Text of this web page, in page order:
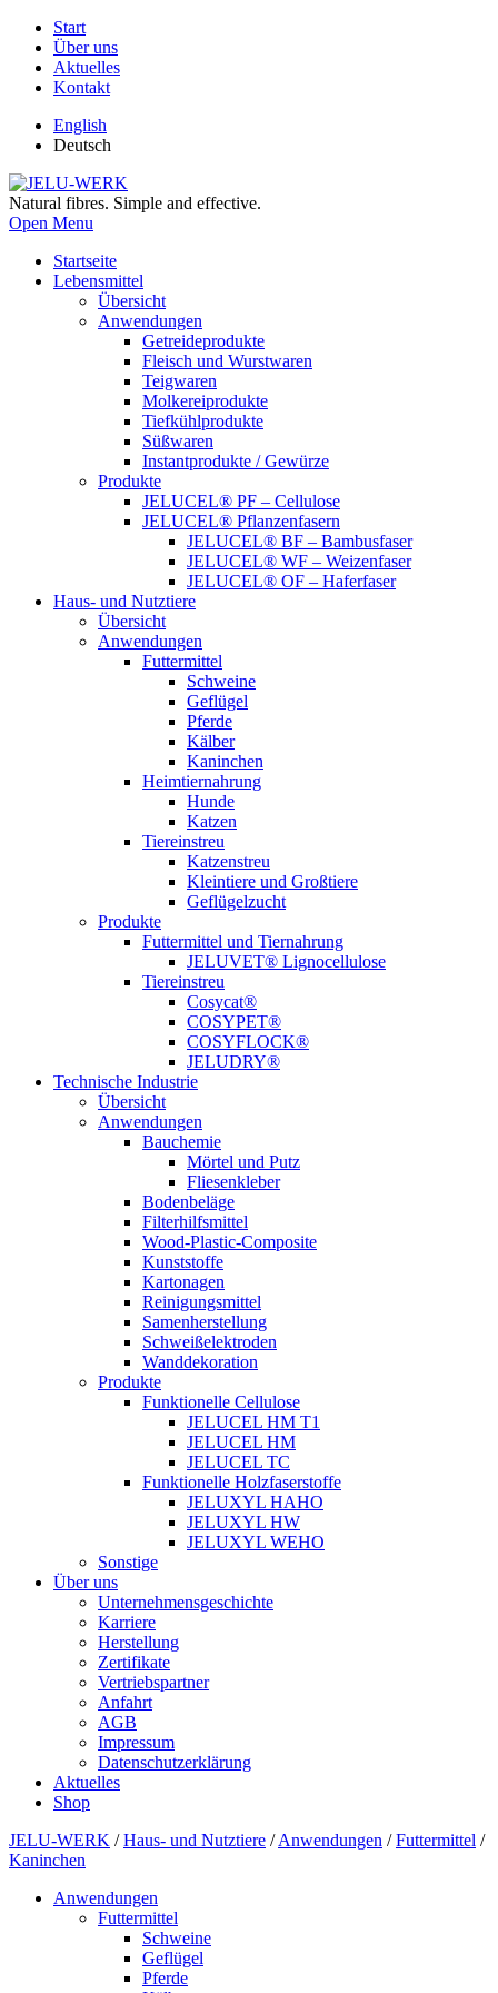
Start
Über uns
Aktuelles
Kontakt
English
Deutsch
Natural fibres. Simple and effective.
Open Menu
Startseite
Lebensmittel
Übersicht
Anwendungen
Getreideprodukte
Fleisch und Wurstwaren
Teigwaren
Molkereiprodukte
Tiefkühlprodukte
Süßwaren
Instantprodukte / Gewürze
Produkte
JELUCEL® PF – Cellulose
JELUCEL® Pflanzenfasern
JELUCEL® BF – Bambusfaser
JELUCEL® WF – Weizenfaser
JELUCEL® OF – Haferfaser
Haus- und Nutztiere
Übersicht
Anwendungen
Futtermittel
Schweine
Geflügel
Pferde
Kälber
Kaninchen
Heimtiernahrung
Hunde
Katzen
Tiereinstreu
Katzenstreu
Kleintiere und Großtiere
Geflügelzucht
Produkte
Futtermittel und Tiernahrung
JELUVET® Lignocellulose
Tiereinstreu
Cosycat®
COSYPET®
COSYFLOCK®
JELUDRY®
Technische Industrie
Übersicht
Anwendungen
Bauchemie
Mörtel und Putz
Fliesenkleber
Bodenbeläge
Filterhilfsmittel
Wood-Plastic-Composite
Kunststoffe
Kartonagen
Reinigungsmittel
Samenherstellung
Schweißelektroden
Wanddekoration
Produkte
Funktionelle Cellulose
JELUCEL HM T1
JELUCEL HM
JELUCEL TC
Funktionelle Holzfaserstoffe
JELUXYL HAHO
JELUXYL HW
JELUXYL WEHO
Sonstige
Über uns
Unternehmensgeschichte
Karriere
Herstellung
Zertifikate
Vertriebspartner
Anfahrt
AGB
Impressum
Datenschutzerklärung
Aktuelles
Shop
JELU-WERK /Haus- und Nutztiere /Anwendungen /Futtermittel /
Kaninchen
Anwendungen
Futtermittel
Schweine
Geflügel
Pferde